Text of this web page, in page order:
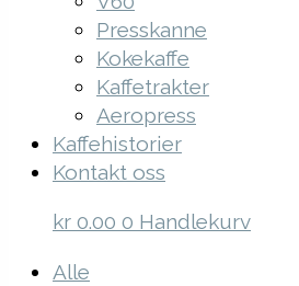
Presskanne
Kokekaffe
Kaffetrakter
Aeropress
Kaffehistorier
Kontakt oss
kr 0.00 0 Handlekurv
Alle